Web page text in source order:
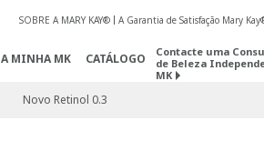
A MINHA MK CATÁLOGO
SOBRE A MARY KAY® A Garantia de Satisfação Mary
Contacte uma
de Beleza
MK
Novo Retinol 0.3